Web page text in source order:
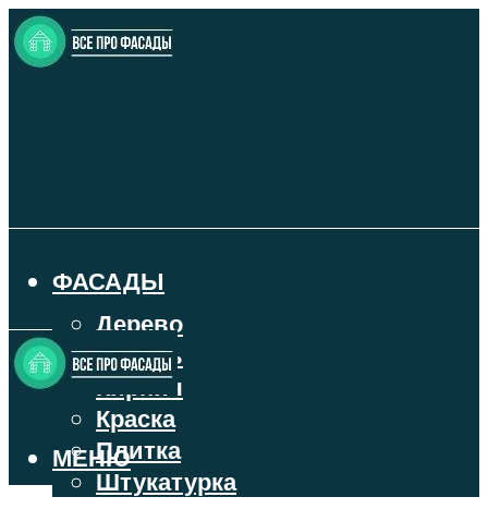
ФАСАДЫ
Дерево
Камень
Кирпич
Краска
Плитка
Штукатурка
МЕНЮ